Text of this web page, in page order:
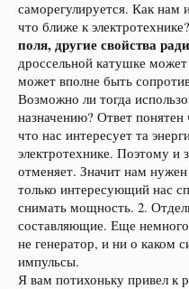
саморегулируется. Как нам
что ближе к
поля, другие свойства
дроссельной катушке может
может вполне быть
Возможно ли тогда
назначению? Ответ
что нас интересует та
электротехнике. Поэтому и
отменяет. Значит нам
только интересующий нас
снимать мощность. 2.
составляющие. Еще
не генератор, и ни о каком
импульсы.
Я вам потихоньку привел к